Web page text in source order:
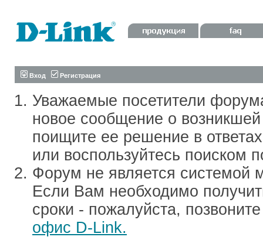
Вход Регистрация
Уважаемые посетители
новое сообщение о
поищите ее решение в
или воспользуйтесь поиском
Форум не является системой
Если Вам необходимо
сроки - пожалуйста,
офис D-Link.